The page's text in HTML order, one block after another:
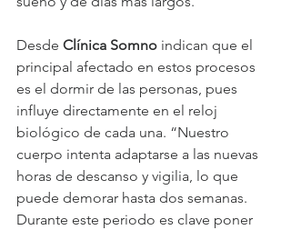
Desde Clínica Somno indican que el
principal afectado en estos procesos
es el dormir de las personas, pues
influye directamente en el reloj
biológico de cada una. “Nuestro
cuerpo intenta adaptarse a las nuevas
horas de descanso y vigilia, lo que
puede demorar hasta dos semanas.
Durante este periodo es clave poner